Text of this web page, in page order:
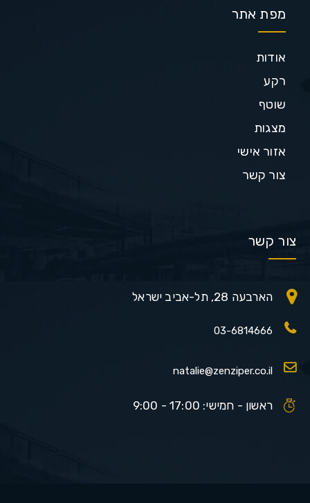
מפת אתר
אודות
רקע
שוטף
מצגות
אזור אישי
צור קשר
צור קשר
הארבעה 28, תל-אביב ישראל
03-6814666
natalie@zenziper.co.il
ראשון - חמישי: 17:00 - 9:00